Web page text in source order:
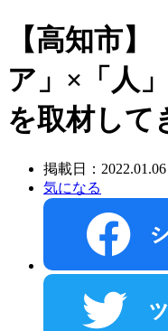
【高知市
ア」×「人
を取材して
掲載日：2022.01.06
気になる